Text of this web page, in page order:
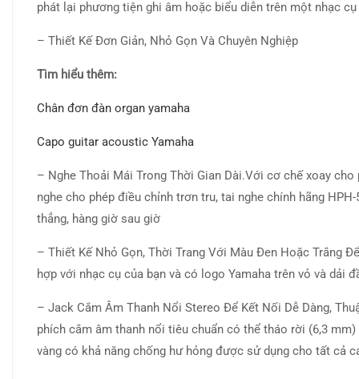
phát lại phương tiện ghi âm hoặc biểu diễn trên một nhạc
– Thiết Kế Đơn Giản, Nhỏ Gọn Và Chuyên Nghiệp
Tìm hiểu thêm:
Chân đơn đàn organ yamaha
Capo guitar acoustic Yamaha
– Nghe Thoải Mái Trong Thời Gian Dài.Với cơ chế xoay
nghe cho phép điều chỉnh trơn tru, tai nghe chính hãng
thẳng, hàng giờ sau giờ
– Thiết Kế Nhỏ Gọn, Thời Trang Với Màu Đen Hoặc Trắng
hợp với nhạc cụ của bạn và có logo Yamaha trên vỏ và dải
– Jack Cắm Âm Thanh Nổi Stereo Để Kết Nối Dễ Dàng,
phích cắm âm thanh nổi tiêu chuẩn có thể tháo rời (6,3
vàng có khả năng chống hư hỏng được sử dụng cho tất cả